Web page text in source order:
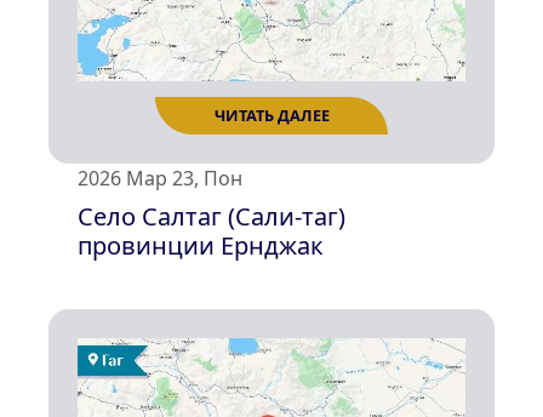
ЧИТАТЬ ДАЛЕЕ
2026 Мар 23, Пон
Село Салтаг (Сали-таг)
провинции Ернджак